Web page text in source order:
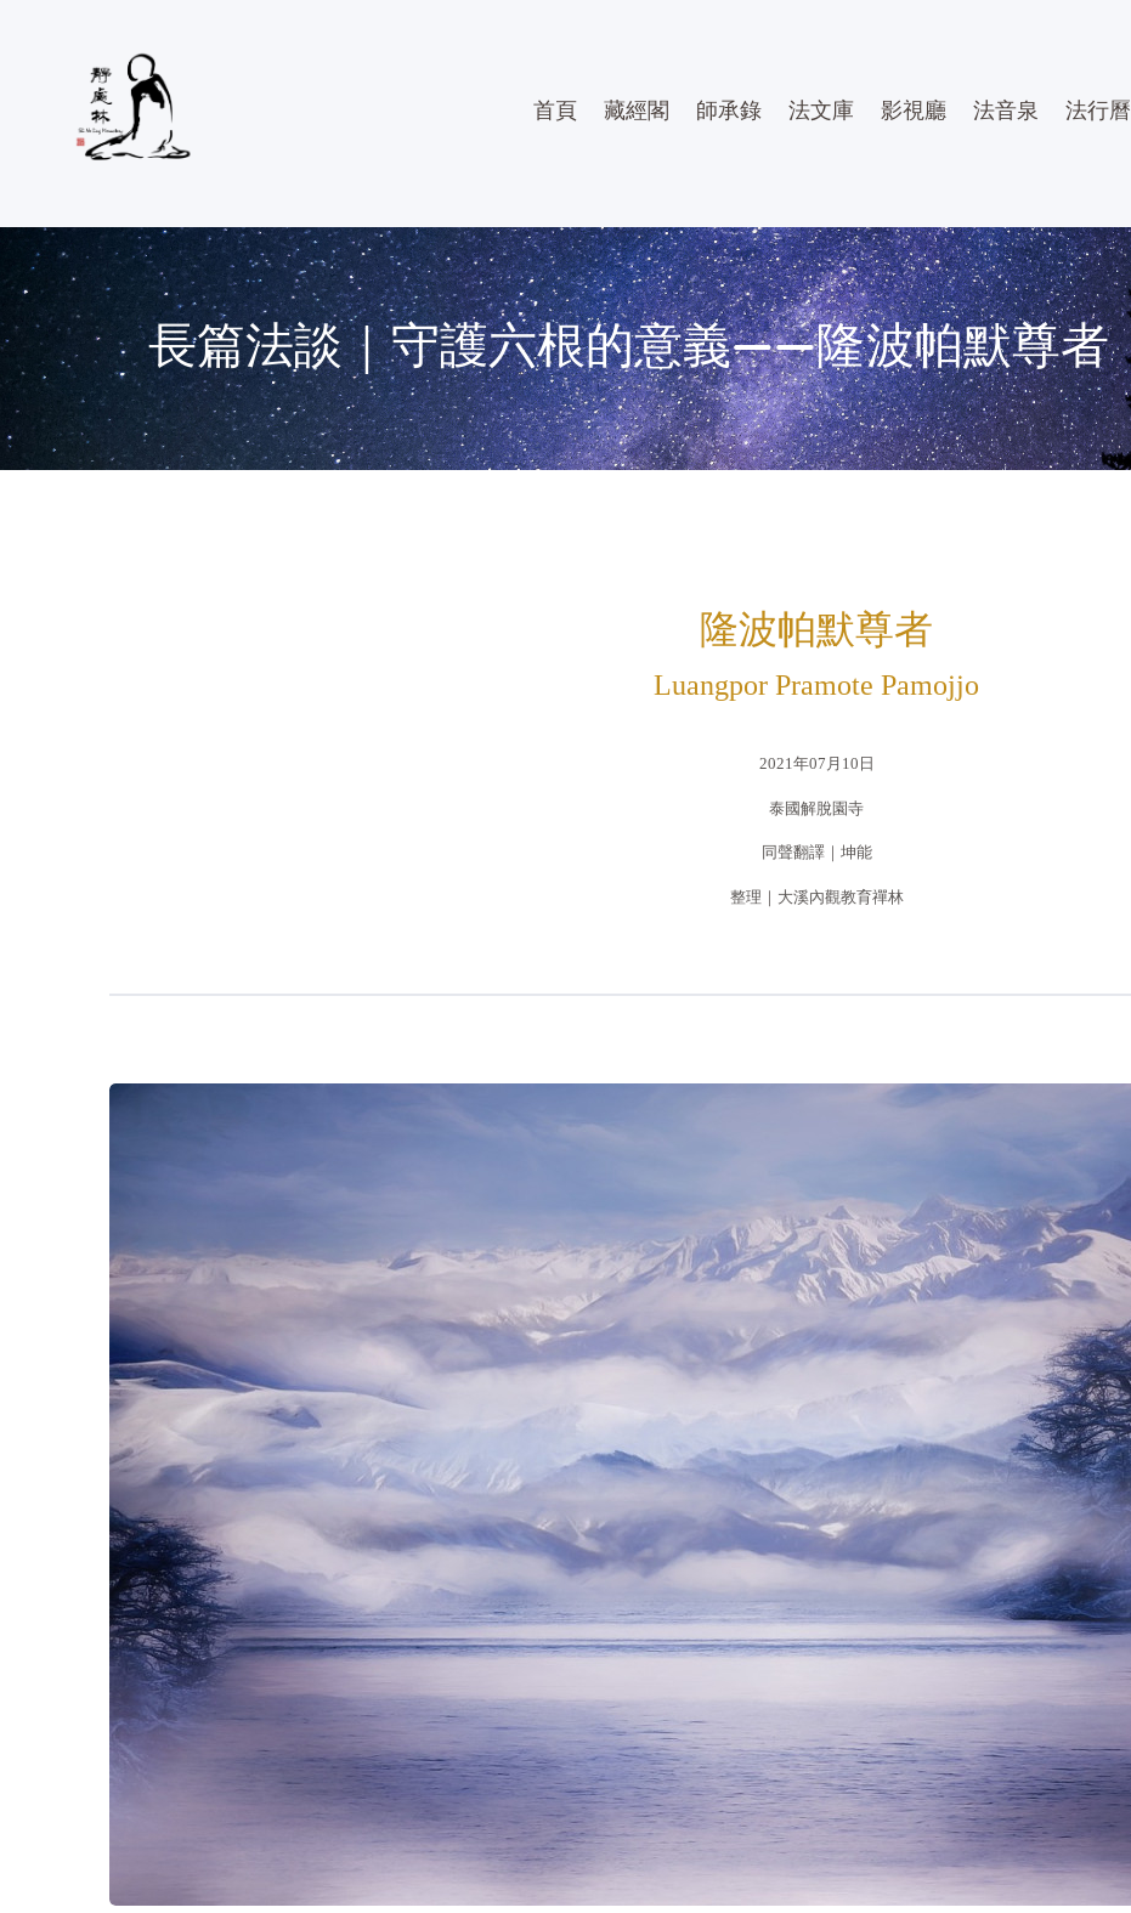
首頁 藏經閣 師承錄 法文庫 影視廳 法音泉 法行曆
長篇法談｜守護六根的意義——隆波帕默尊者
隆波帕默尊者
Luangpor Pramote Pamojjo
2021年07月10日
泰國解脫園寺
同聲翻譯｜坤能
整理｜大溪內觀教育禪林